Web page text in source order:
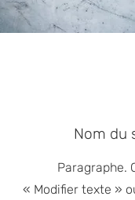
Nom du
Paragraphe.
« Modifier texte »